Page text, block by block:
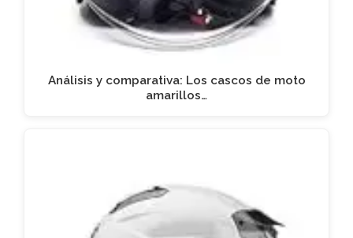
Análisis y comparativa: Los cascos de moto
amarillos…